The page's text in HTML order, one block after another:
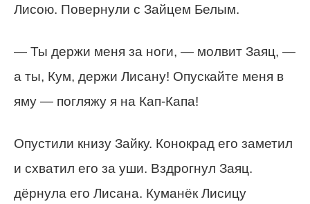
Лисою. Повернули с Зайцем Белым.
— Ты держи меня за ноги, — молвит Заяц, —
а ты, Кум, держи Лисану! Опускайте меня в
яму — погляжу я на Кап-Капа!
Опустили книзу Зайку. Конокрад его заметил
и схватил его за уши. Вздрогнул Заяц.
дёрнула его Лисана. Куманёк Лисицу